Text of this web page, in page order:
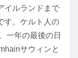
イルランドまで
す。ケルト人の
一年の最後の日
サウィンと